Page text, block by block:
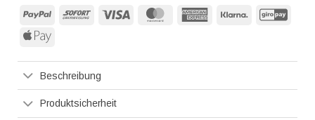
PayPal Sofort MasterCard American
Klarna
Apple
Beschreibung
Produktsicherheit